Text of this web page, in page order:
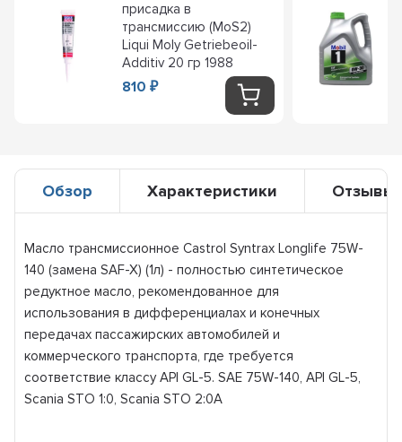
присадка в
трансмиссию (MoS2)
Liqui Moly Getriebeoil-
Additiv 20 гр 1988
810₽
Обзор Характеристики Отзывы
Масло трансмиссионное Castrol Syntrax Longlife 75W-
140 (замена SAF-X) (1л) - полностью синтетическое
редуктное масло, рекомендованное для
использования в дифференциалах и конечных
передачах пассажирских автомобилей и
коммерческого транспорта, где требуется
соответствие классу API GL-5. SAE 75W-140, API GL-5,
Scania STO 1:0, Scania STO 2:0A